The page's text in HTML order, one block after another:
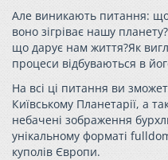
Але виникають питання:
воно зігріває нашу
що дарує нам життя?Як
процеси відбуваються в
На всі ці питання ви
Київському Планетарії, а
небачені зображення
унікальному форматі
куполів Європи.